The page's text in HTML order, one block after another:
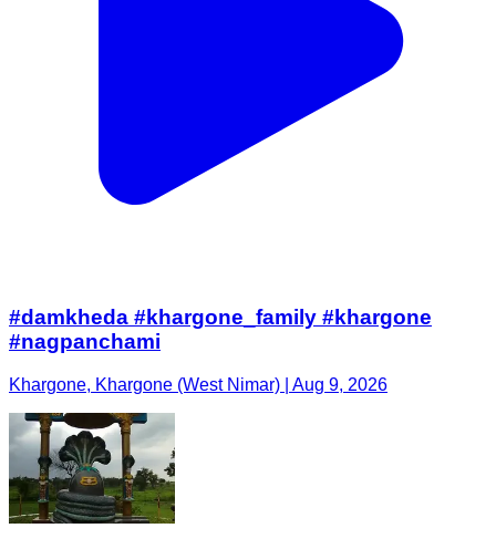
#damkheda #khargone_family #khargone
#nagpanchami
Khargone, Khargone (West Nimar) | Aug 9, 2026